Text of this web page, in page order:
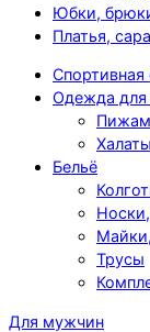
Юбки,
Платья,
Одежда для
Халаты
Бельё
Трусы
Для мужчин